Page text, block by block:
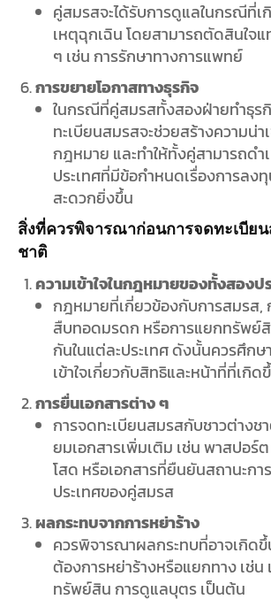
คู่สมรสจะได้รับการดูแลในกรณีที่
เหตุฉุกเฉิน โดยสามารถตัดสินใจ
ๆ เช่น การรักษาทางการแพทย์
การขยายโอกาสทางธุรกิจ
ในกรณีที่คู่สมรสทั้งสองฝ่ายทำธุร
ทะเบียนสมรสจะช่วยสร้างความน่า
กฎหมาย และทำให้ทั้งคู่สามารถดำ
ประเทศที่มีข้อกำหนดเรื่องการลง
สะดวกยิ่งขึ้น
สิ่งที่ควรพิจารณาก่อนการจดทะเบีย
ชาติ
ความเข้าใจในกฎหมายของทั้งสองป
กฎหมายที่เกี่ยวข้องกับการสมรส,
สืบทอดมรดก หรือการแยกทรัพย์
กันในแต่ละประเทศ ดังนั้นควรศึกษ
เข้าใจเกี่ยวกับสิทธิและหน้าที่ที่เกิ
การยื่นเอกสารต่าง ๆ
การจดทะเบียนสมรสกับชาวต่างช
ยมเอกสารเพิ่มเติม เช่น พาสปอร์
โสด หรือเอกสารที่ยืนยันสถานะกา
ประเทศของคู่สมรส
ผลกระทบจากการหย่าร้าง
ควรพิจารณาผลกระทบที่อาจเกิด
ต้องการหย่าร้างหรือแยกทาง เช่น
ทรัพย์สิน การดูแลบุตร เป็นต้น